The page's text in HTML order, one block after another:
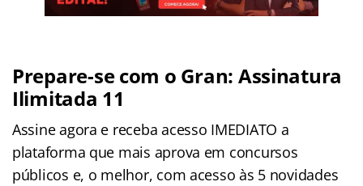
Prepare-se com o Gran: Assinatura
Ilimitada 11
Assine agora e receba acesso IMEDIATO a
plataforma que mais aprova em concursos
públicos e, o melhor, com acesso às 5 novidades